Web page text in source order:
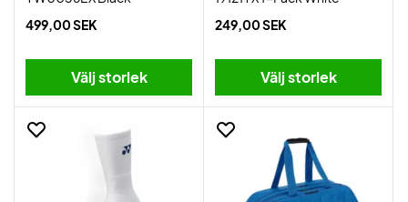
499,00 SEK
Välj storlek
249,00 SEK
Välj storlek